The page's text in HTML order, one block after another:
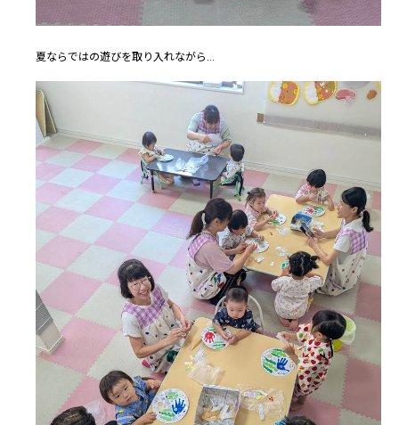
夏ならではの遊びを取り入れながら…